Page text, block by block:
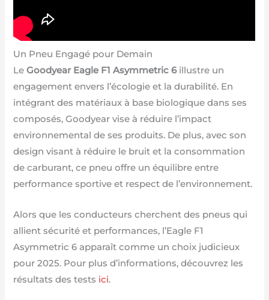
Un Pneu Engagé pour Demain
LeGoodyear Eagle F1 Asymmetric 6illustre un
engagement envers l’écologie et la durabilité. En
intégrant des matériaux à base biologique dans ses
composés, Goodyear vise à réduire l’impact
environnemental de ses produits. De plus, avec son
design visant à réduire le bruit et la consommation
de carburant, ce pneu offre un équilibre entre
performance sportive et respect de l’environnement.
Alors que les conducteurs cherchent des pneus qui
allient sécurité et performances, l’Eagle F1
Asymmetric 6 apparaît comme un choix judicieux
pour 2025. Pour plus d’informations, découvrez les
résultats des tests ici.